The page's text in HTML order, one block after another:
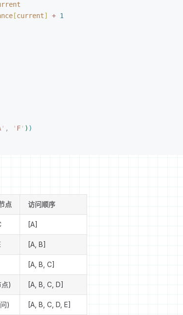
[current] + 1
' , ' F' ) )
点 访问顺序
[A]
[A, B]
[A, B, C]
) [A, B, C, D]
) [A, B, C, D, E]